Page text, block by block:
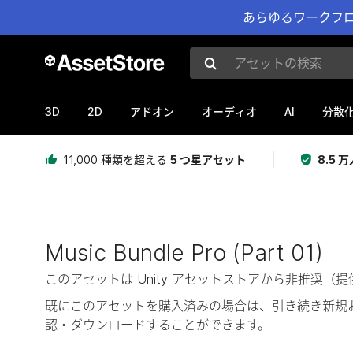
あらゆるワークフ
アセットの検索
3D 2D アドオン オーディオ AI 分散
11,000 種類を超える 5 つ星アセット 8.5 万
Music Bundle Pro (Part 01)
このアセットは Unity アセットストアから非推奨（
既にこのアセットを購入済みの場合は、引き続き新
認・ダウンロードすることができます。